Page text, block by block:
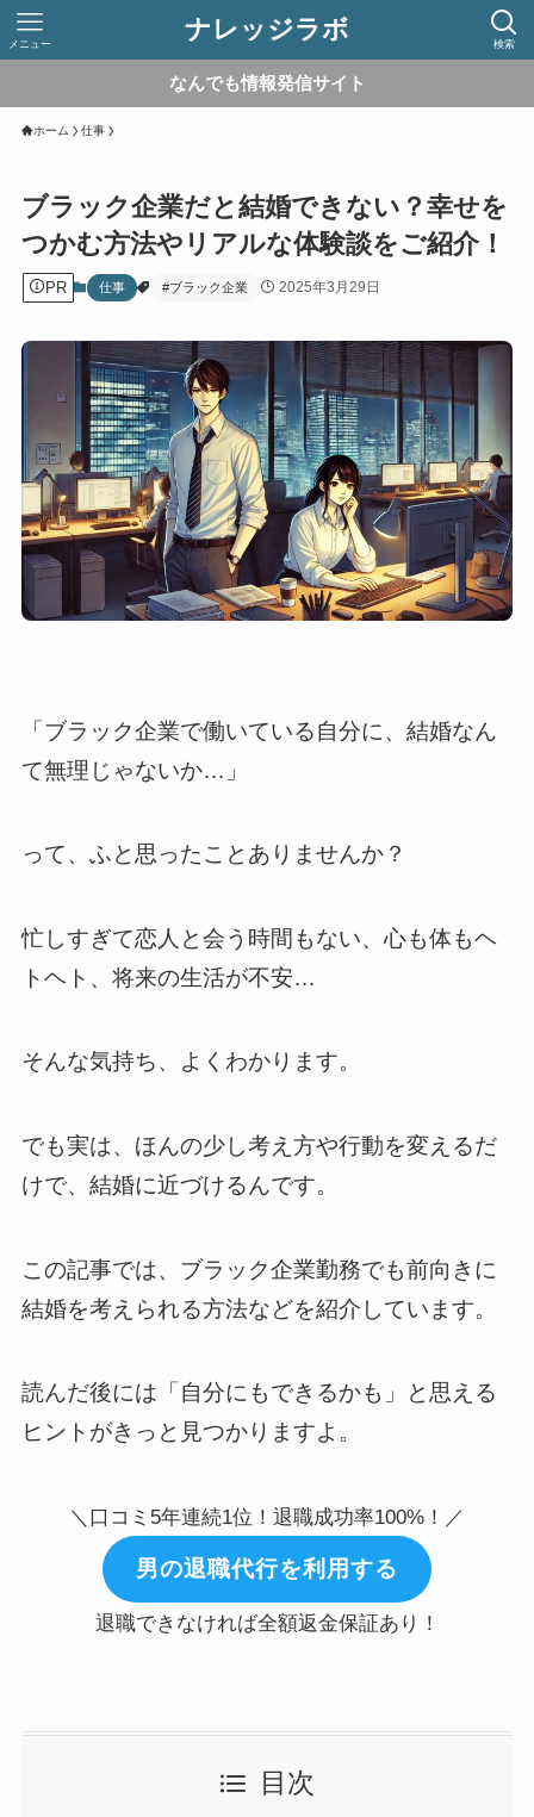
ナレッジラボ 検索
メニュー
なんでも情報発信サイト
ホーム 仕事
ブラック企業だと結婚できない？幸せを
つかむ方法やリアルな体験談をご紹介！
PR 仕事 #ブラック企業 2025年3月29日
「ブラック企業で働いている自分に、結婚なん
て無理じゃないか…」
って、ふと思ったことありませんか？
忙しすぎて恋人と会う時間もない、心も体もヘ
トヘト、将来の生活が不安…
そんな気持ち、よくわかります。
でも実は、ほんの少し考え方や行動を変えるだ
けで、結婚に近づけるんです。
この記事では、ブラック企業勤務でも前向きに
結婚を考えられる方法などを紹介しています。
読んだ後には「自分にもできるかも」と思える
ヒントがきっと見つかりますよ。
＼口コミ5年連続1位！退職成功率100%！／
男の退職代行を利用する
退職できなければ全額返金保証あり！
目次